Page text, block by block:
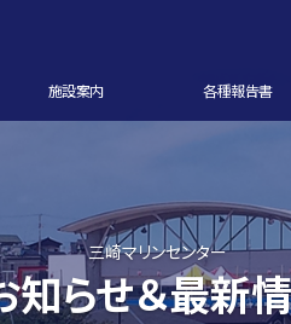
施設案内 各種報告書
三崎マリンセンター
知らせ＆最新